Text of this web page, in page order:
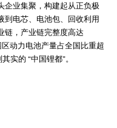
企业集聚，构建起从正负极
到电芯、电池包、回收利用
链，产业链完整度高达
动力电池产量占全国比重超
实的 “中国锂都”。